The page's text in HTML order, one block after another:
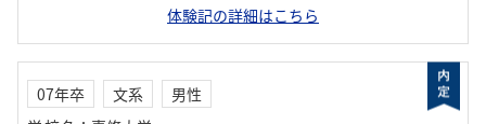
体験記の詳細はこちら
07年卒 文系
男性